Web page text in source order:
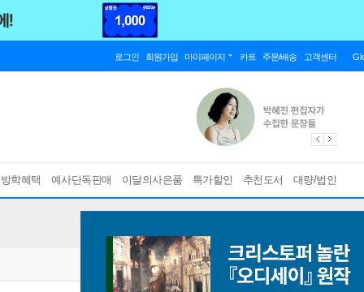
로그인 회원가입 마이페이지 카트 주문/배송 고객센터
학혜택 예사단독판매 이달의사은품 특가할인 추천도서 대량/법인